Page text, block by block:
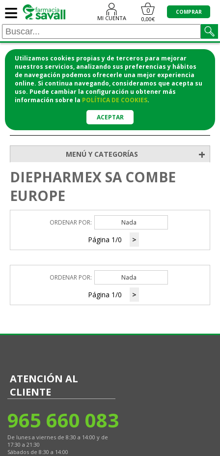
Utilizamos cookies propias y de terceros para mejorar
nuestros servicios, analizando sus preferencias y hábitos
de navegación podemos ofrecerle una mejor experiencia
online. Si continua navegando, consideramos que acepta su
uso. Puede cambiar la configuración u obtener más
información sobre la POLÍTICA DE COOKIES.
ACEPTAR
≡ MI CUENTA
0
0,00€
COMPRAR
¡COMPRA CÓMODAMENTE DESDE CASA Y RECOGE
EN LA FARMACIA!
o si lo prefieres te lo mandamos a casa
MENÚ Y CATEGORÍAS +
DIEPHARMEX SA COMBE
EUROPE
ORDENAR POR: Nada
Página 1/0 >
ORDENAR POR: Nada
Página 1/0 >
ATENCIÓN AL
CLIENTE
965 660 083
De lunes a viernes de 8:30 a 14:00 y de
17:30 a 21:30
Sábados de 8:30 a 14:00